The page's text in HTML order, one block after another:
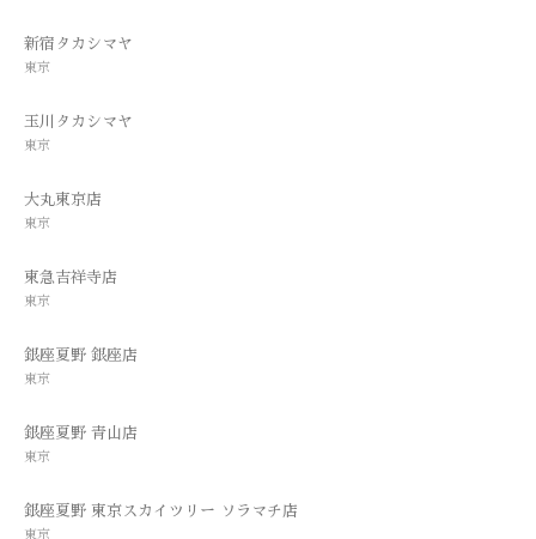
新宿タカシマヤ
東京
玉川タカシマヤ
東京
大丸東京店
東京
東急吉祥寺店
東京
銀座夏野 銀座店
東京
銀座夏野 青山店
東京
銀座夏野 東京スカイツリー ソラマチ店
東京